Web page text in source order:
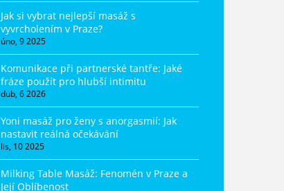
Jak si vybrat nejlepší masáž s
vyvrcholením v Praze?
úno, 9 2025
Komunikace při partnerské tantře: Jaké
fráze použít pro hlubší intimitu
dub, 6 2026
Yoni masáž pro ženy s anorgasmií: Jak
nastavit reálná očekávání
lis, 10 2025
Milking Table Masáž: Fenomén v Praze a
Její Oblíbenost